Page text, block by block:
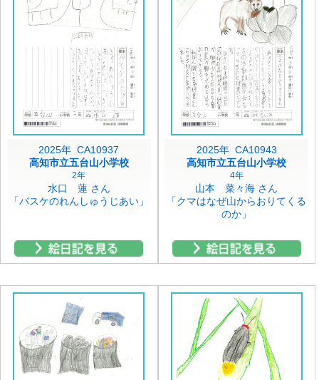
2025年 CA10937
高知市立五台山小学校
2年
水口 蓮 さん
「バスケのれんしゅうじあい」
2025年 CA10943
高知市立五台山小学校
4年
山本 菜々海 さん
「クマはなぜ山からおりてくる
のか」